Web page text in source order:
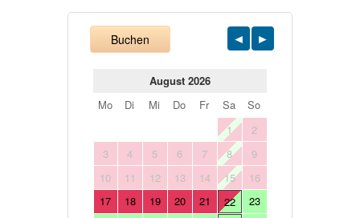
Buchen
August 2026
Mo
Di Mi Do Fr Sa
So
1
2
3
4 5 6 7 8
9
10
11 12 13 14 15
16
17
18 19 20 21 22
23